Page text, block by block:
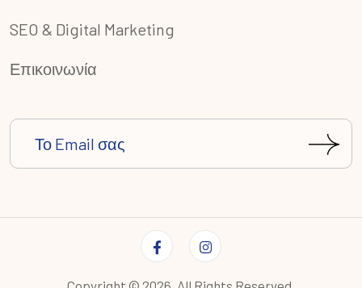
SEO & Digital Marketing
Επικοινωνία